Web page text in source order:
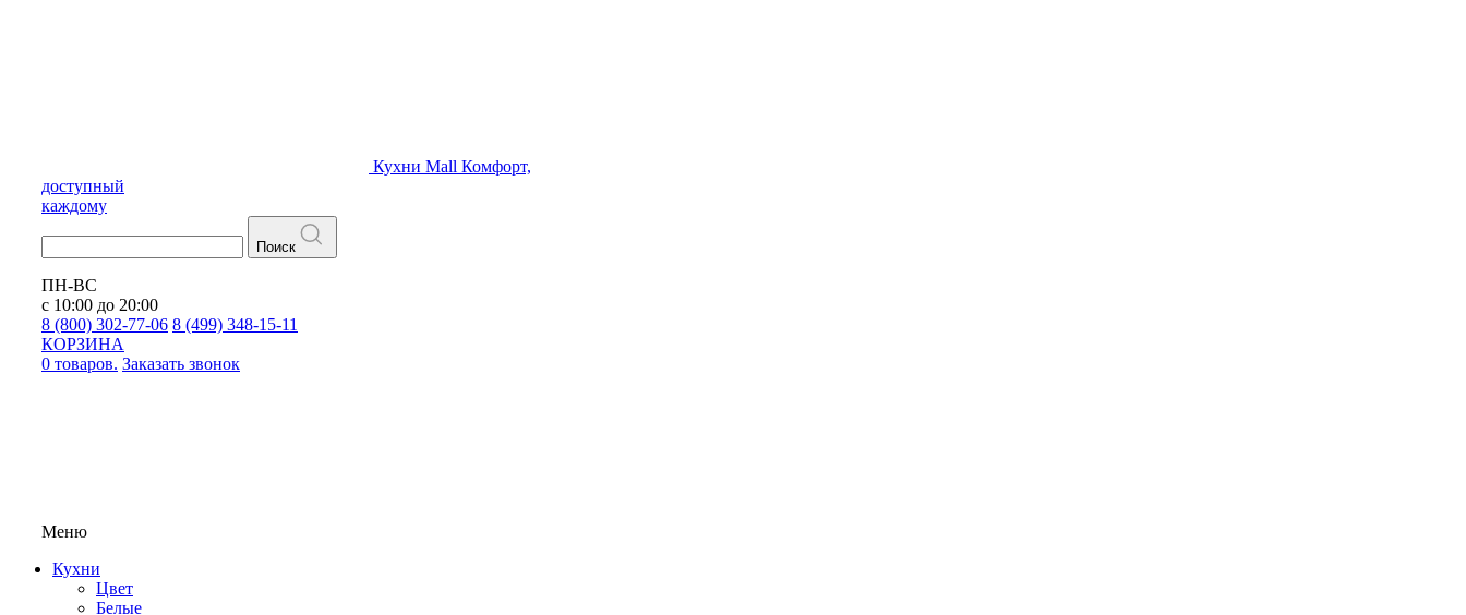
Кухни Mall Комфорт,
доступный
каждому
Поиск
ПН-ВС
с 10:00 до 20:00
8 (800) 302-77-06 8 (499) 348-15-11
КОРЗИНА
0 товаров. Заказать звонок
Меню
Кухни
Цвет
Белые